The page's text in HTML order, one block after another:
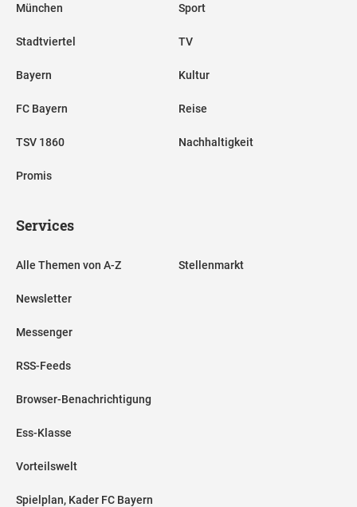
München
Stadtviertel
Bayern
FC Bayern
TSV 1860
Promis
Sport
TV
Kultur
Reise
Nachhaltigkeit
Services
Alle Themen von A-Z
Newsletter
Messenger
RSS-Feeds
Browser-Benachrichtigung
Ess-Klasse
Vorteilswelt
Spielplan, Kader FC Bayern
Stellenmarkt